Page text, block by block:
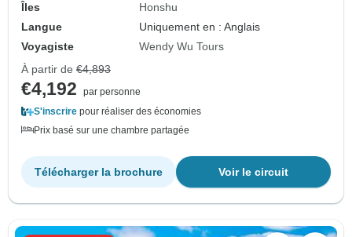
Îles
Honshu
Langue
Uniquement en : Anglais
Voyagiste
Wendy Wu Tours
À partir de €4,893
€4,192
par personne
S'inscrire pour réaliser des économies
Prix basé sur une chambre partagée
Voir le circuit
Télécharger la brochure